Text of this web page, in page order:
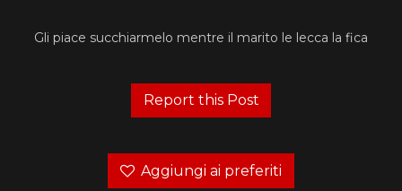
Gli piace succhiarmelo mentre il marito le lecca la fica
Aggiungi ai preferiti